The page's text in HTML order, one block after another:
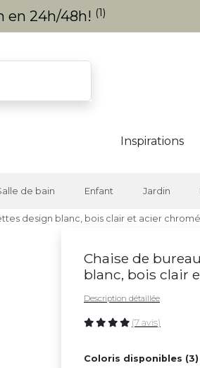
en 24h/48h! (1)
Inspirations
de bain Enfant Jardin
design blanc, bois clair et acier chromé
Chaise de
blanc, bois clair
Description détaillée
(7 avis)
Coloris disponibles (3)